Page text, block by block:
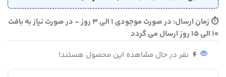
⏱ زمان ارسال: در صورت موجودی 1 الی 3 روز - در صورت نیاز به بافت
10 الی 15 روز ارسال می گردد
6 نفر در حال مشاهده این محصول هستند!